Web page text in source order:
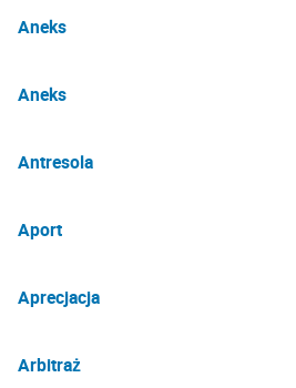
Aneks
Aneks
Antresola
Aport
Aprecjacja
Arbitraż